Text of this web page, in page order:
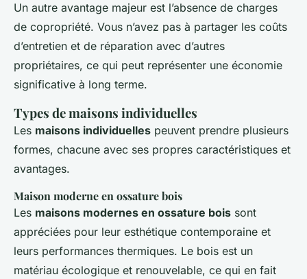
Un autre avantage majeur est l’absence de charges
de copropriété. Vous n’avez pas à partager les coûts
d’entretien et de réparation avec d’autres
propriétaires, ce qui peut représenter une économie
significative à long terme.
Types de maisons individuelles
Les maisons individuelles peuvent prendre plusieurs
formes, chacune avec ses propres caractéristiques et
avantages.
Maison moderne en ossature bois
Les maisons modernes en ossature bois sont
appréciées pour leur esthétique contemporaine et
leurs performances thermiques. Le bois est un
matériau écologique et renouvelable, ce qui en fait